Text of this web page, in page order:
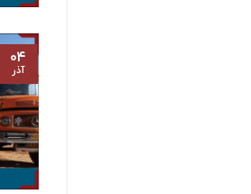
۰۴
آذر